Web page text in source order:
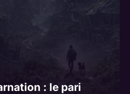
: le pari